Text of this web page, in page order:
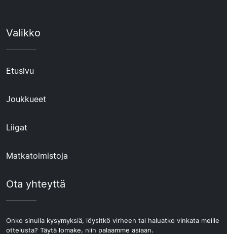
Valikko
Etusivu
Joukkueet
Liigat
Matkatoimistoja
Ota yhteyttä
Onko sinulla kysymyksiä, löysitkö virheen tai haluatko vinkata meille
ottelusta? Täytä lomake, niin palaamme asiaan.